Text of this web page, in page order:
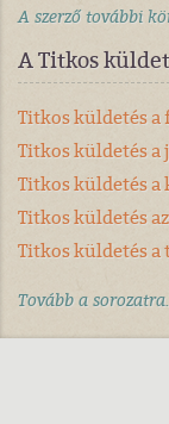
A szerző további
A Titkos
Titkos küldetés
Titkos küldetés a
Titkos küldetés
Titkos küldetés
Titkos küldetés
Tovább a